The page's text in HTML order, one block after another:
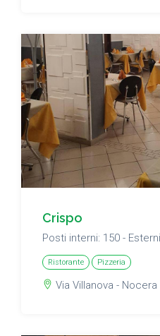
Crispo
Posti interni: 150 -
Ristorante Pizzeria
Via Villanova -